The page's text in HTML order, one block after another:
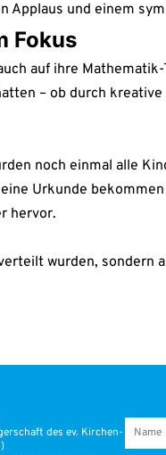
Applaus und einem
Fokus
auf ihre
– ob durch
noch ein­mal alle
Urkun­de
her­vor.
wur­den,
des ev. Kir­chen­